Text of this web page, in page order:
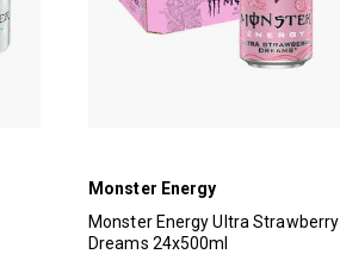
Monster Energy
Monster Energy Ultra Strawberry
Dreams 24x500ml